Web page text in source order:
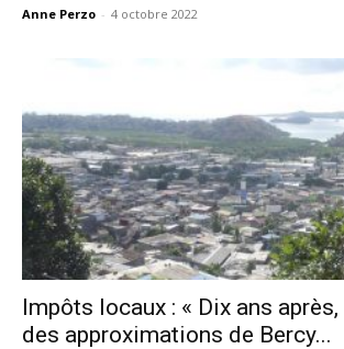
Anne Perzo - 4 octobre 2022
Impôts locaux : « Dix ans
des approximations de Bercy...